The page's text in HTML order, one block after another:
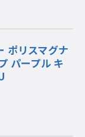
ポリスマグナ
パープル キ